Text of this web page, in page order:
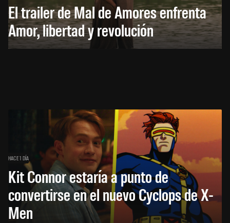
El trailer de Mal de Amores enfrenta
Amor, libertad y revolución
HACE 1 DÍA
Kit Connor estaría a punto de
convertirse en el nuevo Cyclops de X-
Men